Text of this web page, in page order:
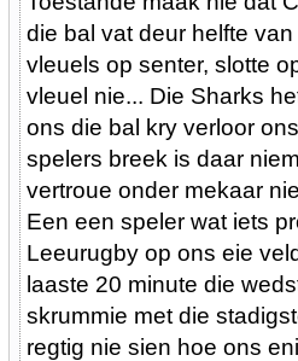
die bal vat deur helfte
vleuels op senter, slotte
vleuel nie... Die Sharks
ons die bal kry verloor
spelers breek is daar
vertroue onder mekaar
Een een speler wat iets
Leeurugby op ons eie
laaste 20 minute die
skrummie met die
regtig nie sien hoe ons